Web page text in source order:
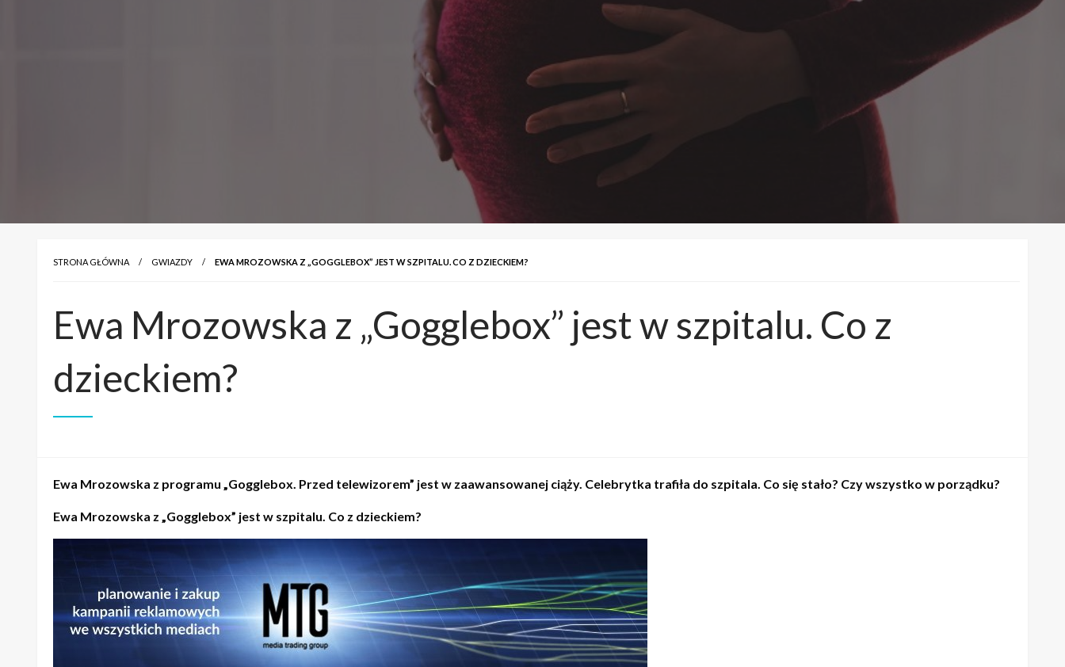
STRONA GŁÓWNA GWIAZDY EWA MROZOWSKA Z „GOGGLEBOX” JEST W SZPITALU. CO Z DZIECKIEM?
Ewa Mrozowska z „Gogglebox” jest w szpitalu. Co z
dzieckiem?
Ewa Mrozowska z programu „Gogglebox. Przed telewizorem” jest w zaawansowanej ciąży. Celebrytka trafiła do szpitala. Co się stało? Czy wszystko w porządku?
Ewa Mrozowska z „Gogglebox” jest w szpitalu. Co z dzieckiem?